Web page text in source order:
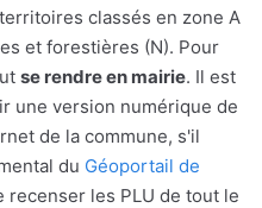
classés en zone A
et forestières (N). Pour
se rendre en mairie. Il est
une version numérique de
de la commune, s'il
du Géoportail de
recenser les PLU de tout le